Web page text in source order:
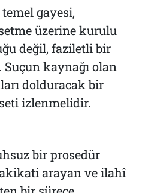
gayesi,
üzerine kurulu
değil, faziletli bir
kaynağı olan
dolduracak bir
izlenmelidir.
bir prosedür
arayan ve ilahî